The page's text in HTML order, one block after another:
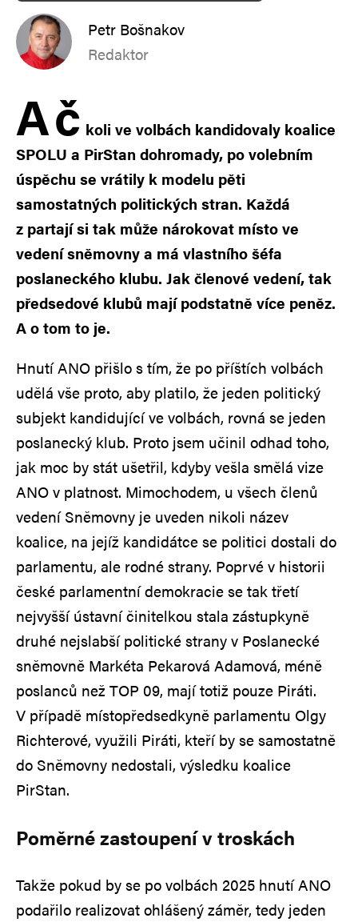
Petr Bošnakov
Redaktor
Ač koli ve volbách kandidovaly koalice
SPOLU a PirStan dohromady, po volebním
úspěchu se vrátily k modelu pěti
samostatných politických stran. Každá
z partají si tak může nárokovat místo ve
vedení sněmovny a má vlastního šéfa
poslaneckého klubu. Jak členové vedení, tak
předsedové klubů mají podstatně více peněz.
A o tom to je.
Hnutí ANO přišlo s tím, že po příštích volbách
udělá vše proto, aby platilo, že jeden politický
subjekt kandidující ve volbách, rovná se jeden
poslanecký klub. Proto jsem učinil odhad toho,
jak moc by stát ušetřil, kdyby vešla smělá vize
ANO v platnost. Mimochodem, u všech členů
vedení Sněmovny je uveden nikoli název
koalice, na jejíž kandidátce se politici dostali do
parlamentu, ale rodné strany. Poprvé v historii
české parlamentní demokracie se tak třetí
nejvyšší ústavní činitelkou stala zástupkyně
druhé nejslabší politické strany v Poslanecké
sněmovně Markéta Pekarová Adamová, méně
poslanců než TOP 09, mají totiž pouze Piráti.
V případě místopředsedkyně parlamentu Olgy
Richterové, využili Piráti, kteří by se samostatně
do Sněmovny nedostali, výsledku koalice
PirStan.
Poměrné zastoupení v troskách
Takže pokud by se po volbách 2025 hnutí ANO
podařilo realizovat ohlášený záměr, tedy jeden